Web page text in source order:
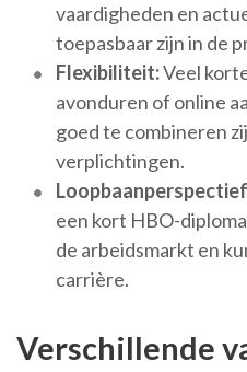
vaardigheden en
toepasbaar zijn in de
Flexibiliteit:Veel
avonduren of online
goed te combineren
verplichtingen.
een kort HBO-
de arbeidsmarkt en
carrière.
Verschillende